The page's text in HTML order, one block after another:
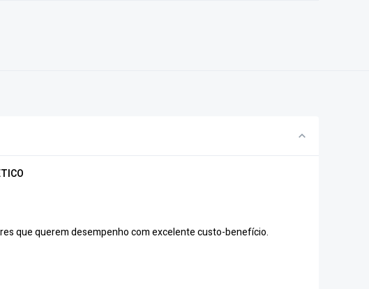
que querem desempenho com excelente custo-benefício.